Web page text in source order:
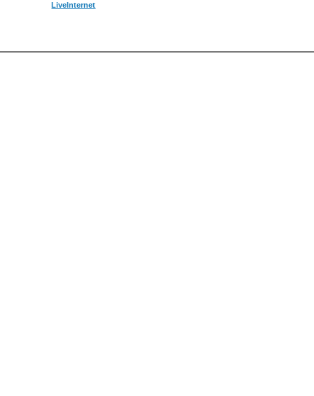
LiveInternet